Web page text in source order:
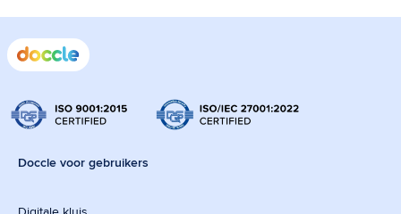
Doccle voor gebruikers